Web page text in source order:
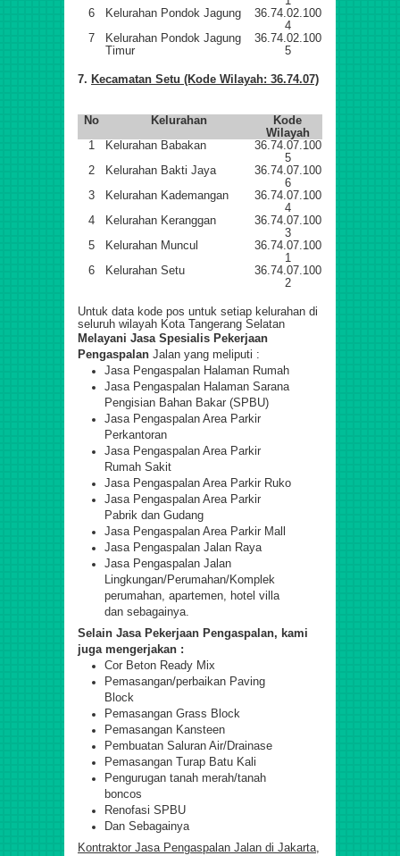
6
Kelurahan Pondok Jagung
36.74.02.100
4
7
Kelurahan Pondok Jagung
Timur
36.74.02.100
5
7. Kecamatan Setu (Kode Wilayah: 36.74.07)
No Kelurahan
Kode
Wilayah
1
Kelurahan Babakan
36.74.07.100
5
2
Kelurahan Bakti Jaya
36.74.07.100
6
3
Kelurahan Kademangan
36.74.07.100
4
4
Kelurahan Keranggan
36.74.07.100
3
5
Kelurahan Muncul
36.74.07.100
1
6
Kelurahan Setu
36.74.07.100
2
Untuk data kode pos untuk setiap kelurahan di
seluruh wilayah Kota Tangerang Selatan
Melayani Jasa Spesialis Pekerjaan
Pengaspalan Jalan yang meliputi :
Jasa Pengaspalan Halaman Rumah
Jasa Pengaspalan Halaman Sarana
Pengisian Bahan Bakar (SPBU)
Jasa Pengaspalan Area Parkir
Perkantoran
Jasa Pengaspalan Area Parkir
Rumah Sakit
Jasa Pengaspalan Area Parkir Ruko
Jasa Pengaspalan Area Parkir
Pabrik dan Gudang
Jasa Pengaspalan Area Parkir Mall
Jasa Pengaspalan Jalan Raya
Jasa Pengaspalan Jalan
Lingkungan/Perumahan/Komplek
perumahan, apartemen, hotel villa
dan sebagainya.
Selain Jasa Pekerjaan Pengaspalan, kami
juga mengerjakan :
Cor Beton Ready Mix
Pemasangan/perbaikan Paving
Block
Pemasangan Grass Block
Pemasangan Kansteen
Pembuatan Saluran Air/Drainase
Pemasangan Turap Batu Kali
Pengurugan tanah merah/tanah
boncos
Renofasi SPBU
Dan Sebagainya
Kontraktor Jasa Pengaspalan Jalan di Jakarta,